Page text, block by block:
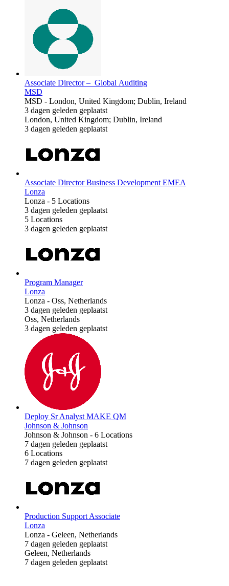
Associate Director – Global Auditing
MSD
MSD - London, United Kingdom; Dublin, Ireland
3 dagen geleden geplaatst
London, United Kingdom; Dublin, Ireland
3 dagen geleden geplaatst
Associate Director Business Development EMEA
Lonza
Lonza - 5 Locations
3 dagen geleden geplaatst
5 Locations
3 dagen geleden geplaatst
Program Manager
Lonza
Lonza - Oss, Netherlands
3 dagen geleden geplaatst
Oss, Netherlands
3 dagen geleden geplaatst
Deploy Sr Analyst MAKE QM
Johnson & Johnson
Johnson & Johnson - 6 Locations
7 dagen geleden geplaatst
6 Locations
7 dagen geleden geplaatst
Production Support Associate
Lonza
Lonza - Geleen, Netherlands
7 dagen geleden geplaatst
Geleen, Netherlands
7 dagen geleden geplaatst